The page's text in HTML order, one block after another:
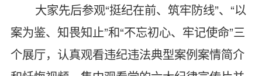
大家先后参观“挺纪在前、筑牢防线”、“以
案为鉴、知畏知止”和“不忘初心、牢记使命”三
个展厅，认真观看违纪违法典型案例案情简介